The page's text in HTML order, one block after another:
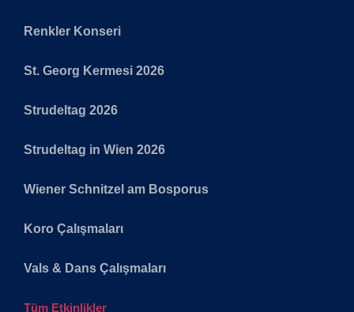
Renkler Konseri
St. Georg Kermesi 2026
Strudeltag 2026
Strudeltag in Wien 2026
Wiener Schnitzel am Bosporus
Koro Çalışmaları
Vals & Dans Çalışmaları
Tüm Etkinlikler